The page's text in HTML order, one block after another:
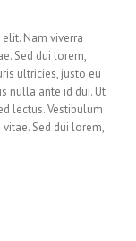
Nam viverra
Sed dui lorem,
ultricies, justo eu
nulla ante id dui. Ut
lectus. Vestibulum
Sed dui lorem,